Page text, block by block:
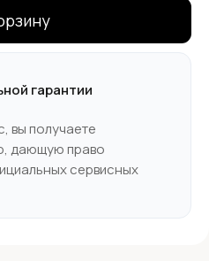
гарантии
вы получаете
дающую право
сервисных